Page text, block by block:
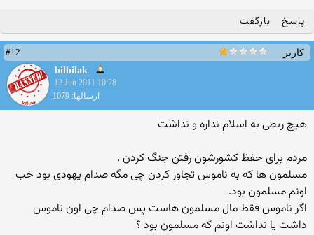
پاسخ بازگفت
کاربر
#12
bilbilak
12 Jun 2011 10:28
ارسالها: 1079
هیچ ربطی به اسلام نداره و نداشت
مردم برای حفظ کشورشون رفتن جنگ کردن .
مسلمون ها که به ناموس تجاوز کردن چی مگه صدام یهودی بود خب
اونم مسلمون بود.
اگر ناموس فقط مال مسلمون هاست پس صدام چی اون ناموس
داشت یا نداشت اونم که مسلمون بود ؟